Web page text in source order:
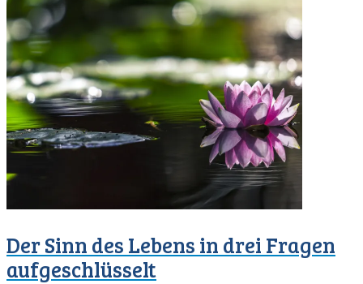
Der Sinn des Lebens in drei Fragen
aufgeschlüsselt